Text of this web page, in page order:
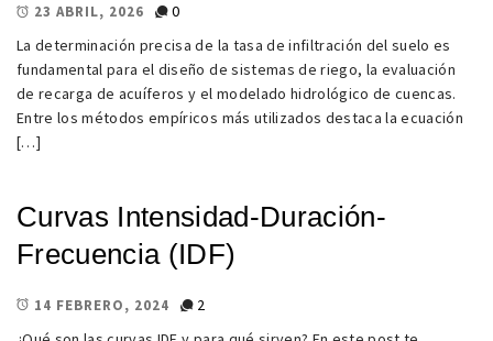
23 ABRIL, 2026
0
La determinación precisa de la tasa de infiltración del suelo es
fundamental para el diseño de sistemas de riego, la evaluación
de recarga de acuíferos y el modelado hidrológico de cuencas.
Entre los métodos empíricos más utilizados destaca la ecuación
[…]
Curvas Intensidad-Duración-
Frecuencia (IDF)
14 FEBRERO, 2024
2